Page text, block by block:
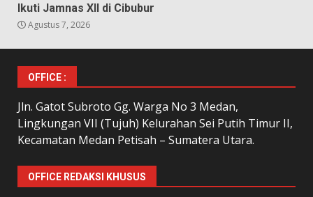
Ikuti Jamnas XII di Cibubur
Agustus 7, 2026
OFFICE :
Jln. Gatot Subroto Gg. Warga No 3 Medan,
Lingkungan VII (Tujuh) Kelurahan Sei Putih Timur II,
Kecamatan Medan Petisah – Sumatera Utara.
OFFICE REDAKSI KHUSUS